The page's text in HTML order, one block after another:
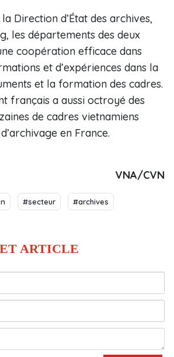
Direction d’État des archives,
les départements des deux
coopération efficace dans
et d’expériences dans la
et la formation des cadres.
français a aussi octroyé des
de cadres vietnamiens
en France.
VNA/CVN
#secteur #archives